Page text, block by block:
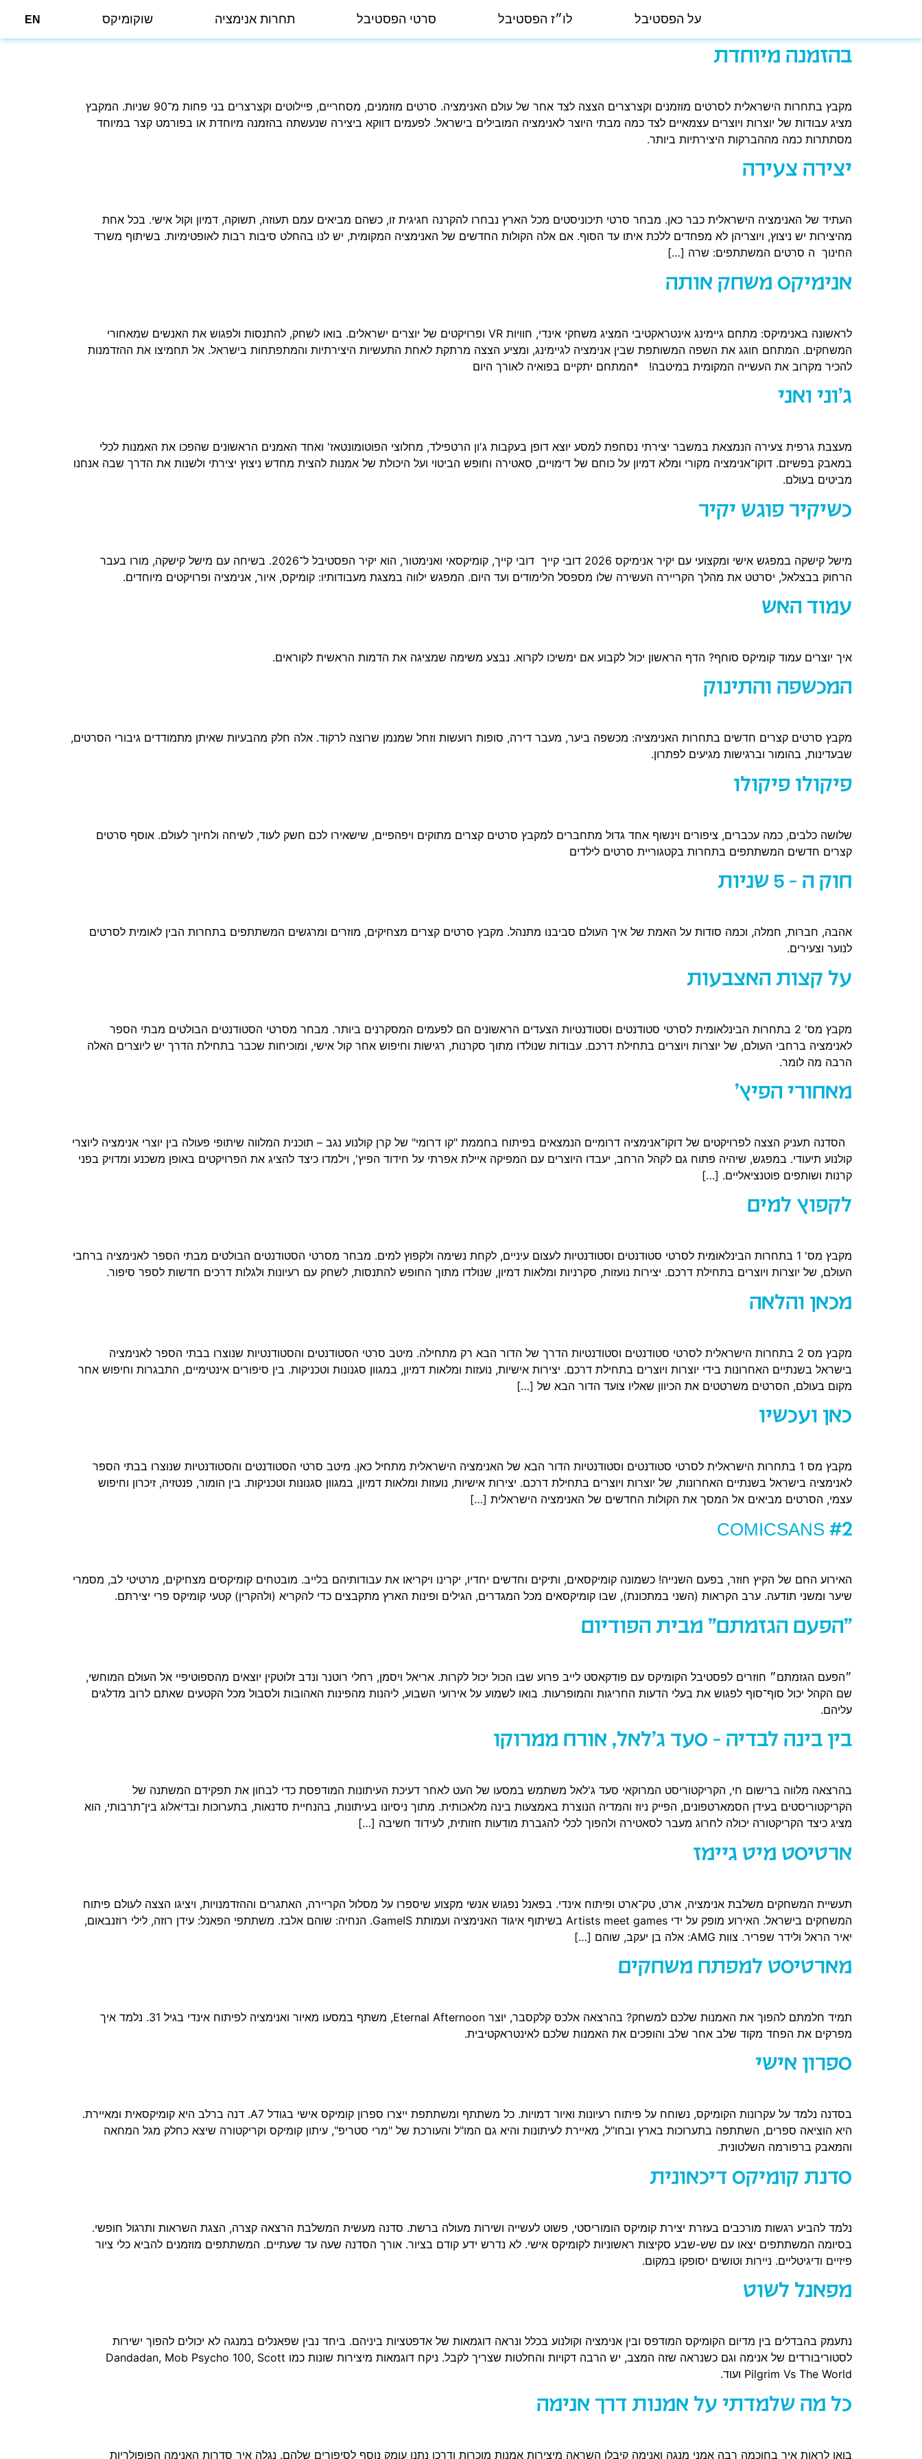
על הפסטיבל לו״ז הפסטיבל סרטי הפסטיבל תחרות אנימציה שוקומיקס EN
בהזמנה מיוחדת
מקבץ בתחרות הישראלית לסרטים מוזמנים וקצרצרים הצצה לצד אחר של עולם האנימציה. סרטים מוזמנים, מסחריים, פיילוטים וקצרצרים בני פחות מ־90 שניות. המקבץ
מציג עבודות של יוצרות ויוצרים עצמאיים לצד כמה מבתי היוצר לאנימציה המובילים בישראל. לפעמים דווקא ביצירה שנעשתה בהזמנה מיוחדת או בפורמט קצר במיוחד
מסתתרות כמה מההברקות היצירתיות ביותר.
יצירה צעירה
העתיד של האנימציה הישראלית כבר כאן. מבחר סרטי תיכוניסטים מכל הארץ נבחרו להקרנה חגיגית זו, כשהם מביאים עמם תעוזה, תשוקה, דמיון וקול אישי. בכל אחת
מהיצירות יש ניצוץ, ויוצריהן לא מפחדים ללכת איתו עד הסוף. אם אלה הקולות החדשים של האנימציה המקומית, יש לנו בהחלט סיבות רבות לאופטימיות. בשיתוף משרד
החינוך ה סרטים המשתתפים: שרה […]
אנימיקס משחק אותה
לראשונה באנימיקס: מתחם גיימינג אינטראקטיבי המציג משחקי אינדי, חוויות VR ופרויקטים של יוצרים ישראלים. בואו לשחק, להתנסות ולפגוש את האנשים שמאחורי
המשחקים. המתחם חוגג את השפה המשותפת שבין אנימציה לגיימינג, ומציע הצצה מרתקת לאחת התעשיות היצירתיות והמתפתחות בישראל. אל תחמיצו את ההזדמנות
להכיר מקרוב את העשייה המקומית במיטבה! *המתחם יתקיים בפואיה לאורך היום
ג'וני ואני
מעצבת גרפית צעירה הנמצאת במשבר יצירתי נסחפת למסע יוצא דופן בעקבות ג'ון הרטפילד, מחלוצי הפוטומונטאז' ואחד האמנים הראשונים שהפכו את האמנות לכלי
במאבק בפשיזם. דוקו־אנימציה מקורי ומלא דמיון על כוחם של דימויים, סאטירה וחופש הביטוי ועל היכולת של אמנות להצית מחדש ניצוץ יצירתי ולשנות את הדרך שבה אנחנו
מביטים בעולם.
כשיקיר פוגש יקיר
מישל קישקה במפגש אישי ומקצועי עם יקיר אנימיקס 2026 דובי קייך דובי קייך, קומיקסאי ואנימטור, הוא יקיר הפסטיבל ל־2026. בשיחה עם מישל קישקה, מורו בעבר
הרחוק בבצלאל, יסרטט את מהלך הקריירה העשירה שלו מספסל הלימודים ועד היום. המפגש ילווה במצגת מעבודותיו: קומיקס, איור, אנימציה ופרויקטים מיוחדים.
עמוד האש
איך יוצרים עמוד קומיקס סוחף? הדף הראשון יכול לקבוע אם ימשיכו לקרוא. נבצע משימה שמציגה את הדמות הראשית לקוראים.
המכשפה והתינוק
מקבץ סרטים קצרים חדשים בתחרות האנימציה: מכשפה ביער, מעבר דירה, סופות רועשות וזחל שמנמן שרוצה לרקוד. אלה חלק מהבעיות שאיתן מתמודדים גיבורי הסרטים,
שבעדינות, בהומור וברגישות מגיעים לפתרון.
פיקולו פיקולו
שלושה כלבים, כמה עכברים, ציפורים וינשוף אחד גדול מתחברים למקבץ סרטים קצרים מתוקים ויפהפיים, שישאירו לכם חשק לעוד, לשיחה ולחיוך לעולם. אוסף סרטים
קצרים חדשים המשתתפים בתחרות בקטגוריית סרטים לילדים
חוק ה – 5 שניות
אהבה, חברות, חמלה, וכמה סודות על האמת של איך העולם סביבנו מתנהל. מקבץ סרטים קצרים מצחיקים, מוזרים ומרגשים המשתתפים בתחרות הבין לאומית לסרטים
לנוער וצעירים.
על קצות האצבעות
מקבץ מס' 2 בתחרות הבינלאומית לסרטי סטודנטים וסטודנטיות הצעדים הראשונים הם לפעמים המסקרנים ביותר. מבחר מסרטי הסטודנטים הבולטים מבתי הספר
לאנימציה ברחבי העולם, של יוצרות ויוצרים בתחילת דרכם. עבודות שנולדו מתוך סקרנות, רגישות וחיפוש אחר קול אישי, ומוכיחות שכבר בתחילת הדרך יש ליוצרים האלה
הרבה מה לומר.
מאחורי הפיץ'
הסדנה תעניק הצצה לפרויקטים של דוקו־אנימציה דרומיים הנמצאים בפיתוח בחממת "קו דרומי" של קרן קולנוע נגב – תוכנית המלווה שיתופי פעולה בין יוצרי אנימציה ליוצרי
קולנוע תיעודי. במפגש, שיהיה פתוח גם לקהל הרחב, יעבדו היוצרים עם המפיקה איילת אפרתי על חידוד הפיץ', וילמדו כיצד להציג את הפרויקטים באופן משכנע ומדויק בפני
קרנות ושותפים פוטנציאליים. […]
לקפוץ למים
מקבץ מס' 1 בתחרות הבינלאומית לסרטי סטודנטים וסטודנטיות לעצום עיניים, לקחת נשימה ולקפוץ למים. מבחר מסרטי הסטודנטים הבולטים מבתי הספר לאנימציה ברחבי
העולם, של יוצרות ויוצרים בתחילת דרכם. יצירות נועזות, סקרניות ומלאות דמיון, שנולדו מתוך החופש להתנסות, לשחק עם רעיונות ולגלות דרכים חדשות לספר סיפור.
מכאן והלאה
מקבץ מס 2 בתחרות הישראלית לסרטי סטודנטים וסטודנטיות הדרך של הדור הבא רק מתחילה. מיטב סרטי הסטודנטים והסטודנטיות שנוצרו בבתי הספר לאנימציה
בישראל בשנתיים האחרונות בידי יוצרות ויוצרים בתחילת דרכם. יצירות אישיות, נועזות ומלאות דמיון, במגוון סגנונות וטכניקות. בין סיפורים אינטימיים, התבגרות וחיפוש אחר
מקום בעולם, הסרטים משרטטים את הכיוון שאליו צועד הדור הבא של […]
כאן ועכשיו
מקבץ מס 1 בתחרות הישראלית לסרטי סטודנטים וסטודנטיות הדור הבא של האנימציה הישראלית מתחיל כאן. מיטב סרטי הסטודנטים והסטודנטיות שנוצרו בבתי הספר
לאנימציה בישראל בשנתיים האחרונות, של יוצרות ויוצרים בתחילת דרכם. יצירות אישיות, נועזות ומלאות דמיון, במגוון סגנונות וטכניקות. בין הומור, פנטזיה, זיכרון וחיפוש
עצמי, הסרטים מביאים אל המסך את הקולות החדשים של האנימציה הישראלית […]
COMICSANS #2
האירוע החם של הקיץ חוזר, בפעם השנייה! כשמונה קומיקסאים, ותיקים וחדשים יחדיו, יקרינו ויקריאו את עבודותיהם בלייב. מובטחים קומיקסים מצחיקים, מרטיטי לב, מסמרי
שיער ומשני תודעה. ערב הקראות (השני במתכונת), שבו קומיקסאים מכל המגדרים, הגילים ופינות הארץ מתקבצים כדי להקריא (ולהקרין) קטעי קומיקס פרי יצירתם.
"הפעם הגזמתם" מבית הפודיום
״הפעם הגזמתם״ חוזרים לפסטיבל הקומיקס עם פודקאסט לייב פרוע שבו הכול יכול לקרות. אריאל ויסמן, רחלי רוטנר ונדב זלוטקין יוצאים מהספוטיפיי אל העולם המוחשי,
שם הקהל יכול סוף־סוף לפגוש את בעלי הדעות החריגות והמופרעות. בואו לשמוע על אירועי השבוע, ליהנות מהפינות האהובות ולסבול מכל הקטעים שאתם לרוב מדלגים
עליהם.
בין בינה לבדיה – סעד ג'לאל, אורח ממרוקו
בהרצאה מלווה ברישום חי, הקריקטוריסט המרוקאי סעד ג'לאל משתמש במסעו של העט לאחר דעיכת העיתונות המודפסת כדי לבחון את תפקידם המשתנה של
הקריקטוריסטים בעידן הסמארטפונים, הפייק ניוז והמדיה הנוצרת באמצעות בינה מלאכותית. מתוך ניסיונו בעיתונות, בהנחיית סדנאות, בתערוכות ובדיאלוג בין־תרבותי, הוא
מציג כיצד הקריקטורה יכולה לחרוג מעבר לסאטירה ולהפוך לכלי להגברת מודעות חזותית, לעידוד חשיבה […]
ארטיסט מיט גיימז
תעשיית המשחקים משלבת אנימציה, ארט, טק־ארט ופיתוח אינדי. בפאנל נפגוש אנשי מקצוע שיספרו על מסלול הקריירה, האתגרים וההזדמנויות, ויציגו הצצה לעולם פיתוח
המשחקים בישראל. האירוע מופק על ידי Artists meet games בשיתוף איגוד האנימציה ועמותת GameIS. הנחיה: שוהם אלבז. משתתפי הפאנל: עידן רוזה, לילי רוזנבאום,
יאיר הראל ולידר שפריר. צוות AMG: אלה בן יעקב, שוהם […]
מארטיסט למפתח משחקים
תמיד חלמתם להפוך את האמנות שלכם למשחק? בהרצאה אלכס קלקסבר, יוצר Eternal Afternoon, משתף במסעו מאיור ואנימציה לפיתוח אינדי בגיל 31. נלמד איך
מפרקים את הפחד מקוד שלב אחר שלב והופכים את האמנות שלכם לאינטראקטיבית.
ספרון אישי
בסדנה נלמד על עקרונות הקומיקס, נשוחח על פיתוח רעיונות ואיור דמויות. כל משתתף ומשתתפת ייצרו ספרון קומיקס אישי בגודל A7. דנה ברלב היא קומיקסאית ומאיירת.
היא הוציאה ספרים, השתתפה בתערוכות בארץ ובחו"ל, מאיירת לעיתונות והיא גם המו"ל והעורכת של "מרי סטריפ", עיתון קומיקס וקריקטורה שיצא כחלק מגל המחאה
והמאבק ברפורמה השלטונית.
סדנת קומיקס דיכאונית
נלמד להביע רגשות מורכבים בעזרת יצירת קומיקס הומוריסטי, פשוט לעשייה ושירות מעולה ברשת. סדנה מעשית המשלבת הרצאה קצרה, הצגת השראות ותרגול חופשי.
בסיומה המשתתפים יצאו עם שש-שבע סקיצות ראשוניות לקומיקס אישי. לא נדרש ידע קודם בציור. אורך הסדנה שעה עד שעתיים. המשתתפים מוזמנים להביא כלי ציור
פיזיים ודיגיטליים. ניירות וטושים יסופקו במקום.
מפאנל לשוט
נתעמק בהבדלים בין מדיום הקומיקס המודפס ובין אנימציה וקולנוע בכלל ונראה דוגמאות של אדפטציות ביניהם. ביחד נבין שפאנלים במנגה לא יכולים להפוך ישירות
לסטוריבורדים של אנימה וגם כשנראה שזה המצב, יש הרבה דקויות והחלטות שצריך לקבל. ניקח דוגמאות מיצירות שונות כמו Dandadan, Mob Psycho 100, Scott
Pilgrim Vs The World ועוד.
כל מה שלמדתי על אמנות דרך אנימה
בואו לראות איך בחוכמה רבה אמני מנגה ואנימה קיבלו השראה מיצירות אמנות מוכרות ודרכן נתנו עומק נוסף לסיפורים שלהם. נגלה איך סדרות האנימה הפופולריות